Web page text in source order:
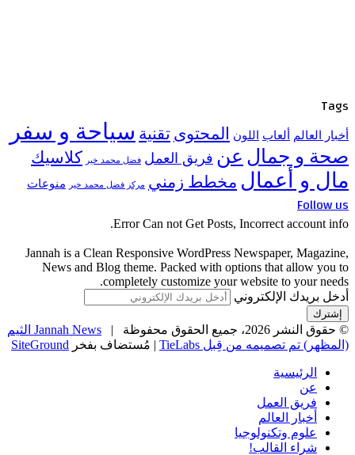
Tags
أخبار العالم ألعاب اللون المحتوى تقنية سياحة و سفر
صحة و جمال عن فريق العمل فضل محمد خير كلاسيك
مال و أعمال مخطط زمني مركز فضل محمد خير منوعات
Follow us
Error Can not Get Posts, Incorrect account info.
Jannah is a Clean Responsive WordPress Newspaper, Magazine,
News and Blog theme. Packed with options that allow you to
completely customize your website to your needs.
أدخل بريدك الإلكتروني
© حقوق النشر 2026، جميع الحقوق محفوظة |
Jannah News الثيم
(المظهر) تم تصميمه من قِبل TieLabs
| مُستضاف بفخر SiteGround
الرئيسية
عن
فريق العمل
أخبار العالم
علوم وتكنولوجيا
شراء القالب!